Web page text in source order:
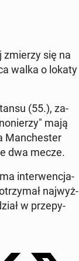
zmierzy się na
walka o lokaty
(55.), za­
mają
Man­che­ster
dwa mecze.
in­ter­wen­cja­
naj­wyż­
w prze­py­